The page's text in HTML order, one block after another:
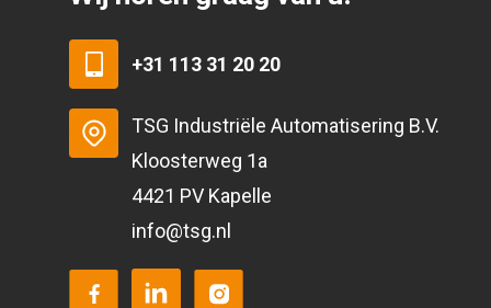
+31 113 31 20 20
TSG Industriële Automatisering B.V.
Kloosterweg 1a
4421 PV Kapelle
info@tsg.nl